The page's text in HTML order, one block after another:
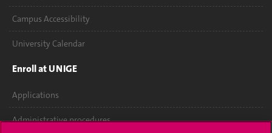
Campus Accessibility
University Calendar
Enroll at UNIGE
Applications
Administrative procedures